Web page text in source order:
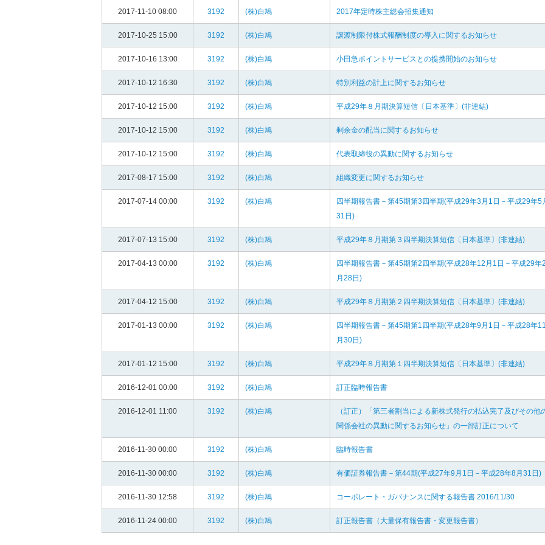
2017-11-10 08:00 3192 (株)白鳩 2017年定時株主総会招集通知
2017-10-25 15:00 3192 (株)白鳩 譲渡制限付株式報酬制度の導入に関するお知らせ
2017-10-16 13:00 3192 (株)白鳩 小田急ポイントサービスとの提携開始のお知らせ
2017-10-12 16:30 3192 (株)白鳩 特別利益の計上に関するお知らせ
2017-10-12 15:00 3192 (株)白鳩 平成29年８月期決算短信〔日本基準〕(非連結)
2017-10-12 15:00 3192 (株)白鳩 剰余金の配当に関するお知らせ
2017-10-12 15:00 3192 (株)白鳩 代表取締役の異動に関するお知らせ
2017-08-17 15:00 3192 (株)白鳩 組織変更に関するお知らせ
2017-07-14 00:00 3192 (株)白鳩
四半期報告書－第45期第3四半期(平成29年3月1日－平成29年5
31日)
2017-07-13 15:00 3192 (株)白鳩 平成29年８月期第３四半期決算短信〔日本基準〕(非連結)
2017-04-13 00:00 3192 (株)白鳩
四半期報告書－第45期第2四半期(平成28年12月1日－平成29年
月28日)
2017-04-12 15:00 3192 (株)白鳩 平成29年８月期第２四半期決算短信〔日本基準〕(非連結)
2017-01-13 00:00 3192 (株)白鳩
四半期報告書－第45期第1四半期(平成28年9月1日－平成28年
月30日)
2017-01-12 15:00 3192 (株)白鳩 平成29年８月期第１四半期決算短信〔日本基準〕(非連結)
2016-12-01 00:00 3192 (株)白鳩 訂正臨時報告書
2016-12-01 11:00 3192 (株)白鳩
（訂正）「第三者割当による新株式発行の払込完了及びその他
関係会社の異動に関するお知らせ」の一部訂正について
2016-11-30 00:00 3192 (株)白鳩 臨時報告書
2016-11-30 00:00 3192 (株)白鳩 有価証券報告書－第44期(平成27年9月1日－平成28年8月31日)
2016-11-30 12:58 3192 (株)白鳩 コーポレート・ガバナンスに関する報告書 2016/11/30
2016-11-24 00:00 3192 (株)白鳩 訂正報告書（大量保有報告書・変更報告書）